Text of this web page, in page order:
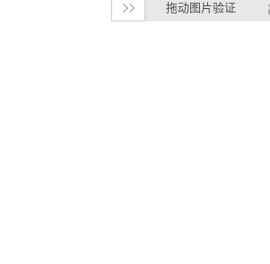
拖动图片验证